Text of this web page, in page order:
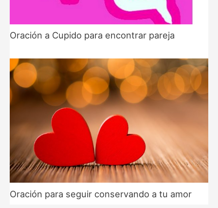
Oración a Cupido para encontrar pareja
Oración para seguir conservando a tu amor